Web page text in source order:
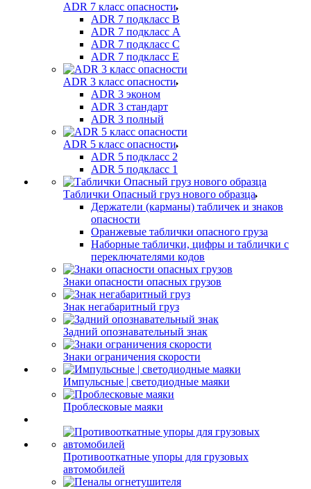
ADR 7 класс опасности
ADR 7 подкласс B
ADR 7 подкласс A
ADR 7 подкласс C
ADR 7 подкласс E
ADR 3 класс опасности
ADR 3 эконом
ADR 3 стандарт
ADR 3 полный
ADR 5 класс опасности
ADR 5 подкласс 2
ADR 5 подкласс 1
Таблички Опасный груз нового образца
Держатели (карманы) табличек и знаков
опасности
Оранжевые таблички опасного груза
Наборные таблички, цифры и таблички с
переключателями кодов
Знаки опасности опасных грузов
Знак негабаритный груз
Задний опознавательный знак
Знаки ограничения скорости
Импульсные | светодиодные маяки
Проблесковые маяки
Противооткатные упоры для грузовых
автомобилей